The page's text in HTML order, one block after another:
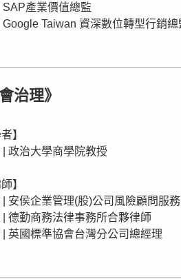
SAP產業價值總監
Google Taiwan 資深數位轉型行銷總
治理》
】
| 政治大學商學院教授
】
| 安侯企業管理(股)公司風險顧問服
| 德勤商務法律事務所合夥律師
| 英國標準協會台灣分公司總經理